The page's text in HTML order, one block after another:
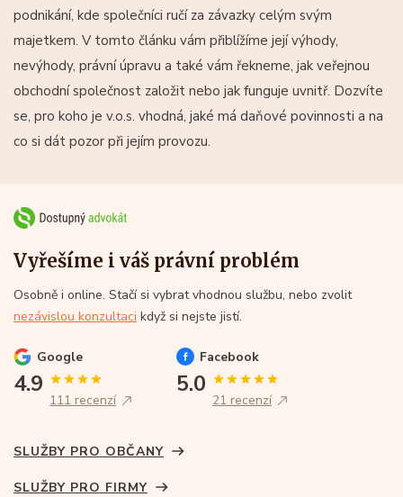
podnikání, kde společníci ručí za závazky celým svým
majetkem. V tomto článku vám přiblížíme její výhody,
nevýhody, právní úpravu a také vám řekneme, jak veřejnou
obchodní společnost založit nebo jak funguje uvnitř. Dozvíte
se, pro koho je v.o.s. vhodná, jaké má daňové povinnosti a na
co si dát pozor při jejím provozu.
Vyřešíme i váš právní problém
Osobně i online. Stačí si vybrat vhodnou službu, nebo zvolit
nezávislou konzultaci když si nejste jistí.
Google
4.9
111 recenzí
Facebook
5.0
21 recenzí
SLUŽBY PRO OBČANY
SLUŽBY PRO FIRMY